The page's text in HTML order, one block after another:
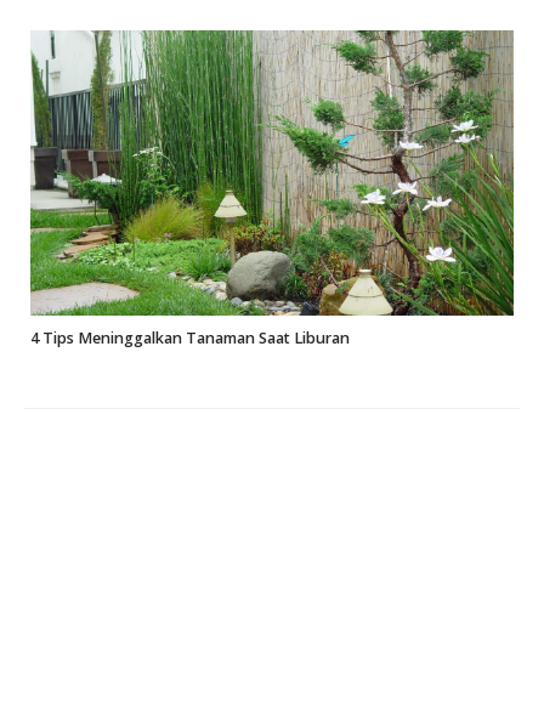
4 Tips Meninggalkan Tanaman Saat Liburan